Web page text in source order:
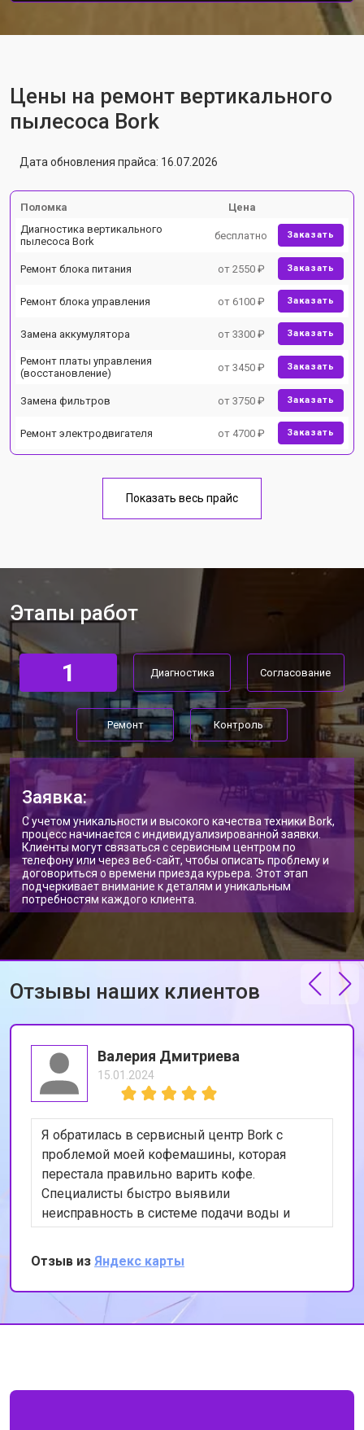
Цены на ремонт вертикального
пылесоса Bork
Дата обновления прайса: 16.07.2026
Поломка
Цена
Диагностика вертикального
пылесоса Bork
бесплатно Заказать
Ремонт блока питания от 2550 ₽ Заказать
Ремонт блока управления от 6100 ₽ Заказать
Замена аккумулятора от 3300 ₽ Заказать
Ремонт платы управления
(восстановление)
от 3450 ₽ Заказать
Замена фильтров от 3750 ₽ Заказать
Ремонт электродвигателя от 4700 ₽ Заказать
Показать весь прайс
Этапы работ
1 Диагностика Согласование
Ремонт Контроль
Заявка:
С учетом уникальности и высокого качества техники Bork,
процесс начинается с индивидуализированной заявки.
Клиенты могут связаться с сервисным центром по
телефону или через веб-сайт, чтобы описать проблему и
договориться о времени приезда курьера. Этот этап
подчеркивает внимание к деталям и уникальным
потребностям каждого клиента.
Отзывы наших клиентов
Валерия Дмитриева
15.01.2024
Я обратилась в сервисный центр Bork с
проблемой моей кофемашины, которая
перестала правильно варить кофе.
Специалисты быстро выявили
неисправность в системе подачи воды и
устранили её. Теперь моя кофемашина
работает как новая. Я очень довольна
качеством обслуживания и
профессионализмом сотрудников. Спасибо
за вашу работу!
Отзыв из Яндекс карты